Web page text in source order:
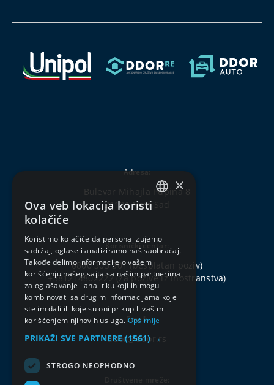
Adresa:
Bulevar Mihajla Pupina 8
21101 Novi Sad
Korisnički centar:
0800 303 301(besplatan poziv)
+381214802222(za pozive iz inostranstva)
Email:
ddor@ddor.rs
SERBIAN
×
Ova veb lokacija koristi
kolačiće
Koristimo kolačiće da personalizujemo
sadržaj, oglase i analiziramo naš saobraćaj.
Takođe delimo informacije o vašem
korišćenju našeg sajta sa našim partnerima
za oglašavanje i analitiku koji ih mogu
kombinovati sa drugim informacijama koje
ste im dali ili koje su oni prikupili vašim
korišćenjem njihovih usluga. Opširnije
PRIKAŽI SVE PARTNERE (1561) →
STROGO NEOPHODNO